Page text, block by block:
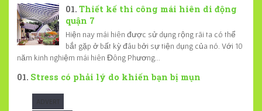
Thiết kế thi công mái hiên di động
quận 7
Hiện nay mái hiên được sử dụng rộng rãi ta có thể
bắt gặp ở bất kỳ đâu bởi sự tiện dụng của nó. Với 10
năm kinh nghiệm mái hiên Đông Phương...
Stress có phải lý do khiến bạn bị mụn
ADVERT